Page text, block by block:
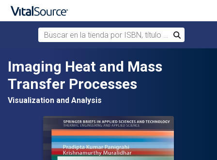
Saltar al contenido principal
Buscar en la tienda por ISBN, título o autor
Buscar
Imaging Heat and Mass
Transfer Processes
Visualization and Analysis